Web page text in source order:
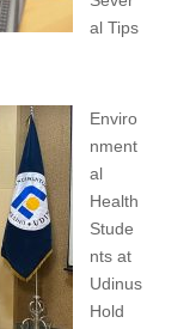
al Tips
Enviro
nment
al
Health
Stude
nts at
Udinus
Hold